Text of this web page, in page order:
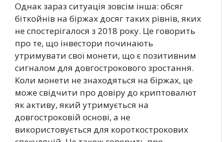
Однак зараз ситуація зовсім інша: обсяг
біткойнів на біржах досяг таких рівнів, яких
не спостерігалося з 2018 року. Це говорить
про те, що інвестори починають
утримувати свої монети, що є позитивним
сигналом для довгострокового зростання.
Коли монети не знаходяться на біржах, це
може свідчити про довіру до криптовалют
як активу, який утримується на
довгостроковій основі, а не
використовується для короткострокових